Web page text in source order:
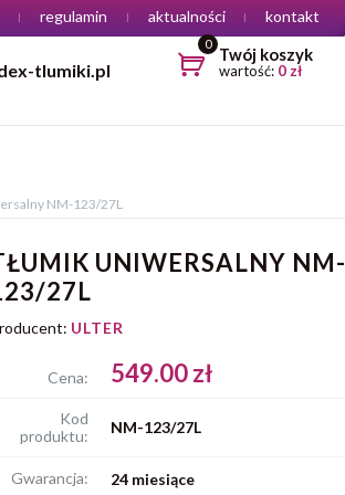
tlumiki.pl
0
Twój koszyk
wartość: 0zł
regulamin aktualności kontakt
NM-123/27L
UNIWERSALNY NM-
27L
ULTER
Cena: 549.00 zł
Kod
produktu:
NM-123/27L
Gwarancja: 24 miesiące